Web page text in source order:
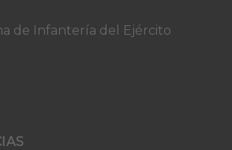
de Infantería del Ejército